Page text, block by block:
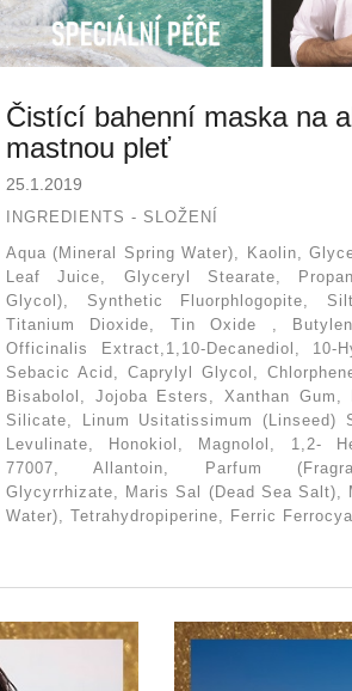
Čistící bahenní maska na
mastnou pleť
25.1.2019
INGREDIENTS - SLOŽENÍ
Aqua (Mineral Spring Water), Kaolin,
Leaf Juice, Glyceryl Stearate,
Glycol), Synthetic Fluorphlogopite,
Titanium Dioxide, Tin Oxide ,
Officinalis Extract,1,10-Decanediol, 10-
Sebacic Acid, Caprylyl Glycol,
Bisabolol, Jojoba Esters, Xanthan Gum,
Silicate, Linum Usitatissimum (Linseed)
Levulinate, Honokiol, Magnolol, 1,2-
77007, Allantoin, Parfum
Glycyrrhizate, Maris Sal (Dead Sea Salt),
Water), Tetrahydropiperine, Ferric